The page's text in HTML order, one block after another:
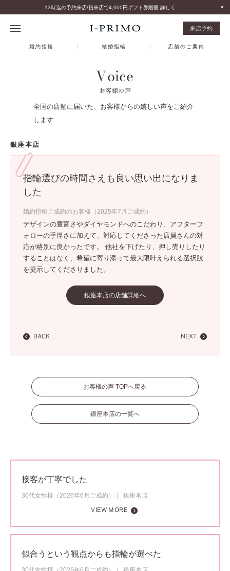
来店予約
婚約指輪 結婚指輪 店舗のご案内
Voice
お客様の声
全国の店舗に届いた、お客様からの嬉しい声をご紹介
します
銀座本店
指輪選びの時間さえも良い思い出になりま
した
婚約指輪ご成約のお客様（2025年7月ご成約）
デザインの豊富さやダイヤモンドへのこだわり、アフターフ
ォローの手厚さに加えて、対応してくださった店員さんの対
応が格別に良かったです。 他社を下げたり、押し売りしたり
することはなく、希望に寄り添って最大限叶えられる選択肢
を提示してくださりました。
銀座本店の店舗詳細へ
BACK NEXT
お客様の声 TOPへ戻る
銀座本店の一覧へ
接客が丁寧でした
30代女性様（2026年6月ご成約）
銀座本店
VIEW MORE
似合うという観点からも指輪が選べた